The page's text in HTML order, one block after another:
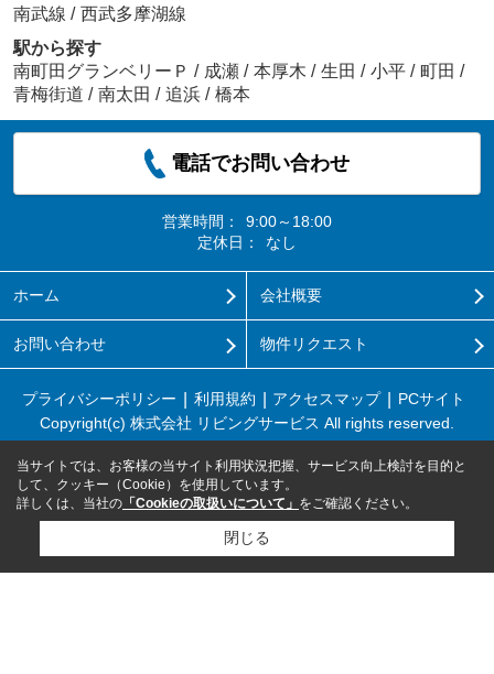
南武線 / 西武多摩湖線
駅から探す
南町田グランベリーＰ / 成瀬 / 本厚木 / 生田 / 小平 / 町田 /
青梅街道 / 南太田 / 追浜 / 橋本
電話でお問い合わせ
営業時間：
9:00～18:00
定休日：
なし
ホーム 会社概要
お問い合わせ 物件リクエスト
プライバシーポリシー 利用規約 アクセスマップ
PCサイト
Copyright(c) 株式会社 リビングサービス All rights reserved.
当サイトでは、お客様の当サイト利用状況把握、サービス向上検討を目的と
して、クッキー（Cookie）を使用しています。
詳しくは、当社の 「Cookieの取扱いについて」 をご確認ください。
閉じる